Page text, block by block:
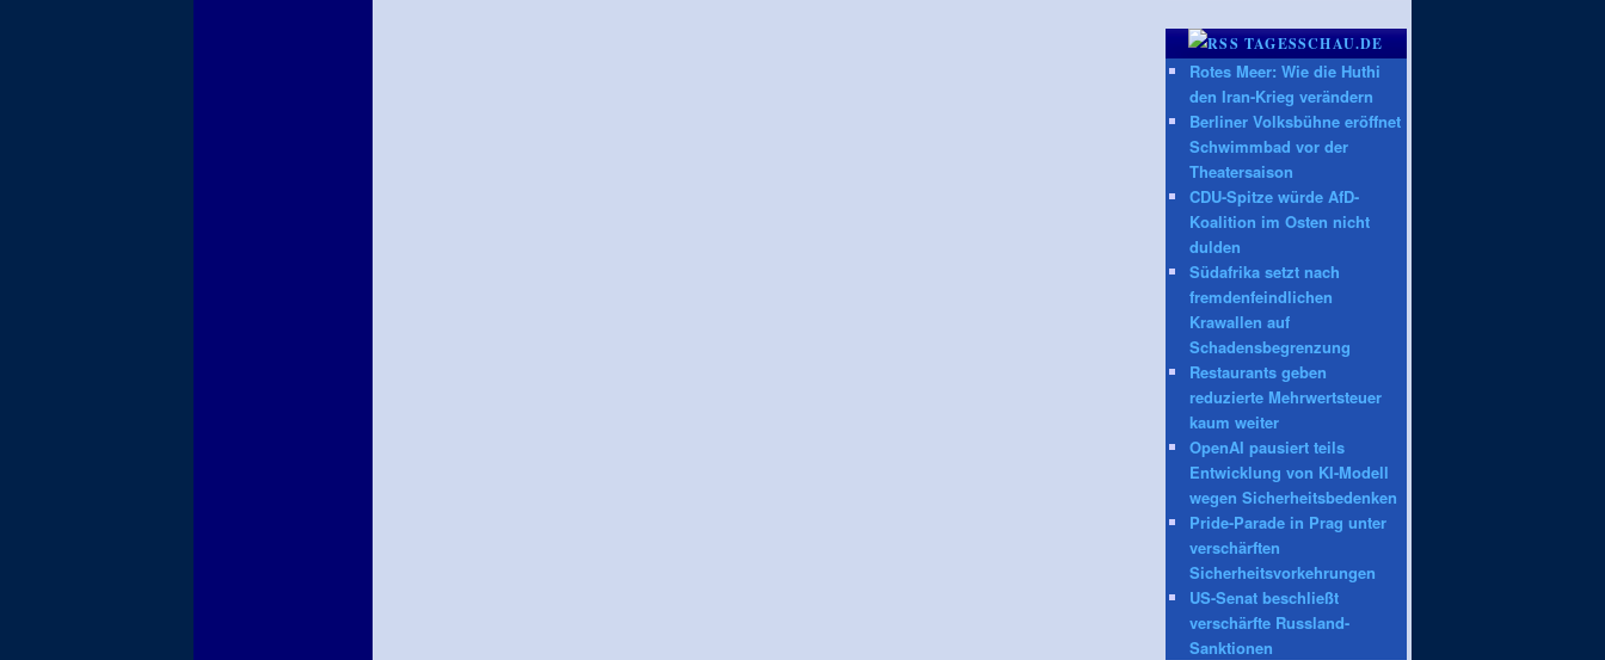
TAGESSCHAU.DE
Rotes Meer: Wie die Huthi
den Iran-Krieg verändern
Berliner Volksbühne eröffnet
Schwimmbad vor der
Theatersaison
CDU-Spitze würde AfD-
Koalition im Osten nicht
dulden
Südafrika setzt nach
fremdenfeindlichen
Krawallen auf
Schadensbegrenzung
Restaurants geben
reduzierte Mehrwertsteuer
kaum weiter
OpenAI pausiert teils
Entwicklung von KI-Modell
wegen Sicherheitsbedenken
Pride-Parade in Prag unter
verschärften
Sicherheitsvorkehrungen
US-Senat beschließt
verschärfte Russland-
Sanktionen